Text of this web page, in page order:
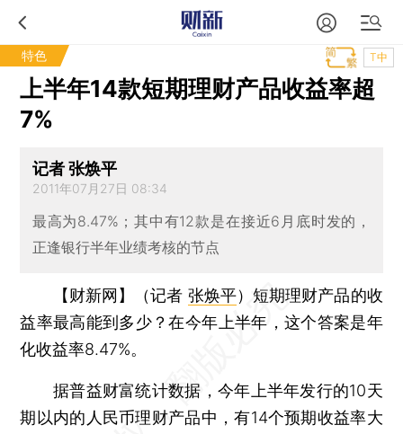
特色 T中
上半年14款短期理财产品收益率超
7%
记者 张焕平
2011年07月27日 08:34
最高为8.47%；其中有12款是在接近6月底时发的，
正逢银行半年业绩考核的节点
【财新网】（记者 张焕平） 短期理财产品的收
益率最高能到多少？在今年上半年，这个答案是年
化收益率8.47%。
据普益财富统计数据，今年上半年发行的10天
期以内的人民币理财产品中，有14个预期收益率大